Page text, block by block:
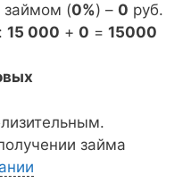
займом (0%) – 0 руб.
15 000 + 0 = 15000
займа